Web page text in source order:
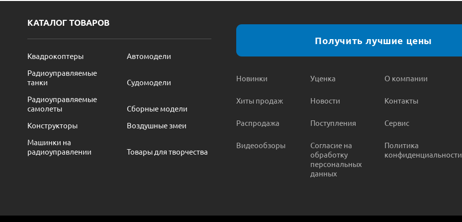
КАТАЛОГ ТОВАРОВ
Квадрокоптеры
Автомодели
Радиоуправляемые
танки
Судомодели
Радиоуправляемые
самолеты
Сборные модели
Конструкторы
Воздушные змеи
Машинки на
радиоуправлении
Товары для творчества
Получить лучшие цены
Новинки
Хиты продаж
Распродажа
Видеообзоры
Уценка
Новости
Поступления
Согласие на
обработку
персональных
данных
О компании
Контакты
Сервис
Политика
конфиденциальности